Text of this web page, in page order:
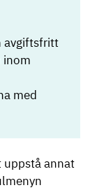
avgiftsfritt
inom
med
uppstå annat